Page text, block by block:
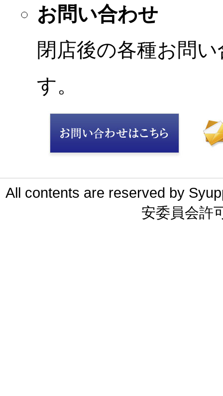
お問い合わせ
閉店後の各種お問
す。
All contents are reserved by
安委員会許